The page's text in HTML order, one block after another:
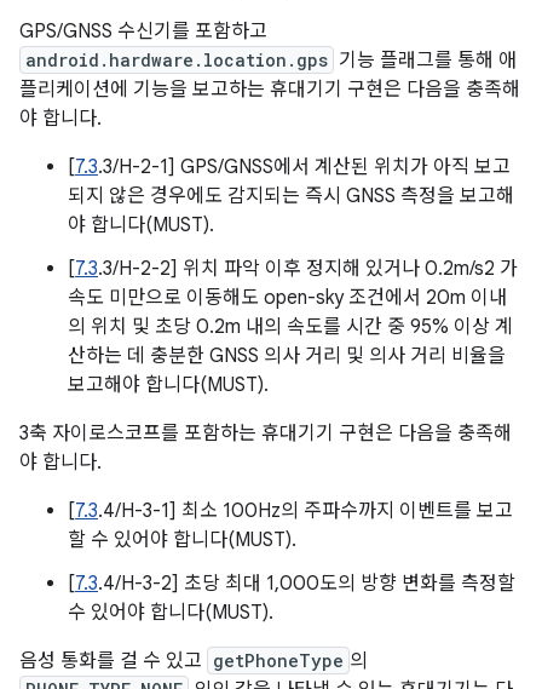
GPS/GNSS 수신기를 포함하고
android.hardware.location.gps 기능 플래그를 통해 애
플리케이션에 기능을 보고하는 휴대기기 구현은 다음을 충족해
야 합니다.
[7.3.3/H-2-1] GPS/GNSS에서 계산된 위치가 아직 보고
되지 않은 경우에도 감지되는 즉시 GNSS 측정을 보고해
야 합니다(MUST).
[7.3.3/H-2-2] 위치 파악 이후 정지해 있거나 0.2m/s2 가
속도 미만으로 이동해도 open-sky 조건에서 20m 이내
의 위치 및 초당 0.2m 내의 속도를 시간 중 95% 이상 계
산하는 데 충분한 GNSS 의사 거리 및 의사 거리 비율을
보고해야 합니다(MUST).
3축 자이로스코프를 포함하는 휴대기기 구현은 다음을 충족해
야 합니다.
[7.3.4/H-3-1] 최소 100Hz의 주파수까지 이벤트를 보고
할 수 있어야 합니다(MUST).
[7.3.4/H-3-2] 초당 최대 1,000도의 방향 변화를 측정할
수 있어야 합니다(MUST).
음성 통화를 걸 수 있고 getPhoneType 의